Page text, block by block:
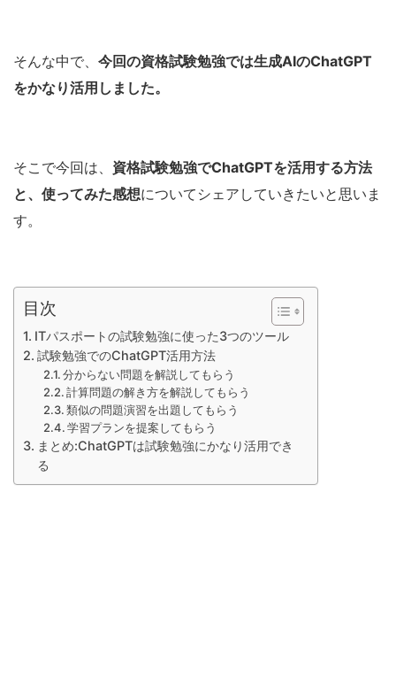
そんな中で、 今回の資格試験勉強では生成AIのChatGPT
をかなり活用しました。
そこで今回は、 資格試験勉強でChatGPTを活用する方法
と、使ってみた感想についてシェアしていきたいと思いま
す。
目次
ITパスポートの試験勉強に使った3つのツール
試験勉強でのChatGPT活用方法
分からない問題を解説してもらう
計算問題の解き方を解説してもらう
類似の問題演習を出題してもらう
学習プランを提案してもらう
まとめ:ChatGPTは試験勉強にかなり活用でき
る